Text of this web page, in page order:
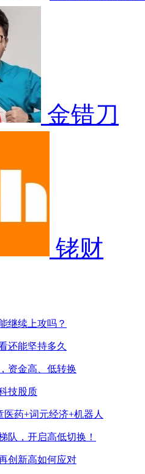
金错刀
铑财
继续上攻吗？
还能坚持多久
资金高、低转换
技股质
药+词元经济+机器人
队，开启高低切换！
创新高如何应对